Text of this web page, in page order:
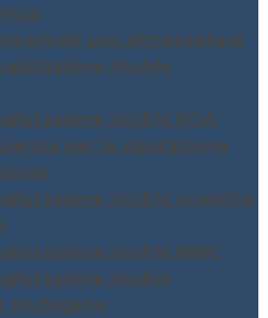
uso attrezzature
rischio
rischio ROA
per la valutazione
rischio scariche
rischio MMC
rischio
mutageno